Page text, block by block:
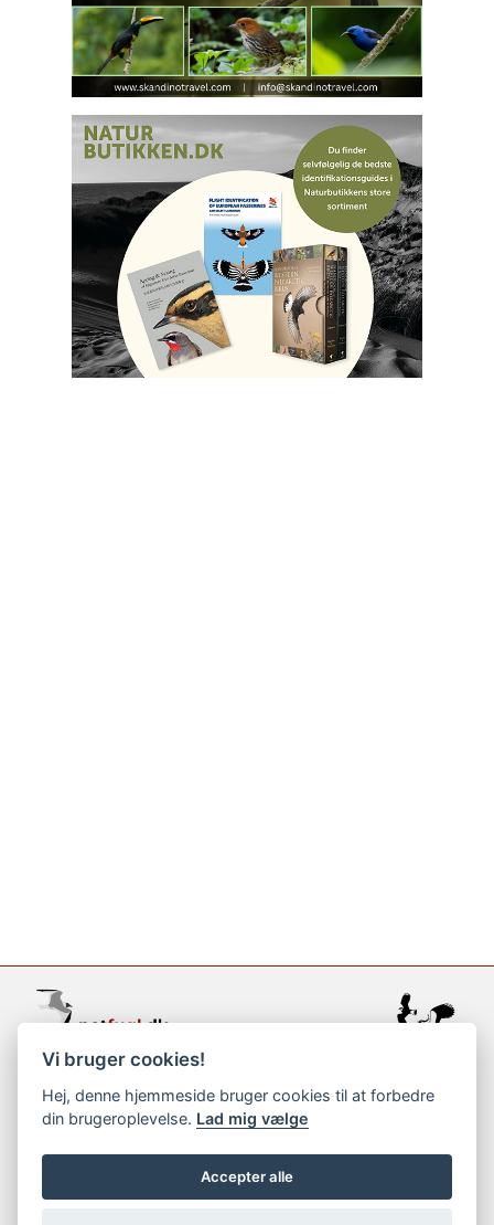
support@netfugl.dk
copyright © 2002-2023
Vi bruger cookies!
Hej, denne hjemmeside bruger cookies til at forbedre
din brugeroplevelse. Lad mig vælge
Accepter alle